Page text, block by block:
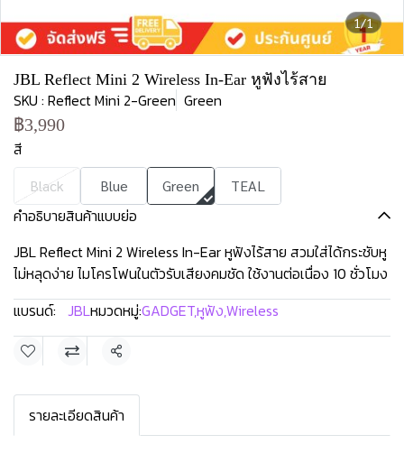
1/1
JBL Reflect Mini 2 Wireless In-Ear หูฟังไร้สาย
SKU : Reflect Mini 2-Green Green
฿3,990
สี
Black Blue Green TEAL
คำอธิบายสินค้าแบบย่อ
JBL Reflect Mini 2 Wireless In-Ear หูฟังไร้สาย สวมใส่ได้กระชับหู
ไม่หลุดง่าย ไมโครโฟนในตัวรับเสียงคมชัด ใช้งานต่อเนื่อง 10 ชั่วโมง
แบรนด์: JBLหมวดหมู่:GADGET,หูฟัง,Wireless
แชร์
รายละเอียดสินค้า